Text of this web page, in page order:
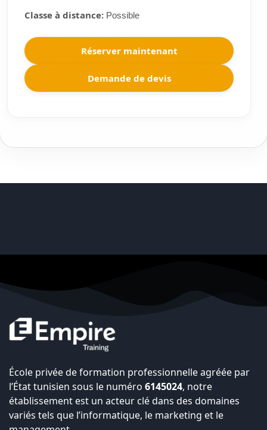
Classe à distance:Possible
Réserver maintenant
Demande de devis
École privée de formation professionnelle agréée par
l’État tunisien sous le numéro 6145024, notre
établissement est un acteur clé dans des domaines
variés tels que l’informatique, le marketing et le